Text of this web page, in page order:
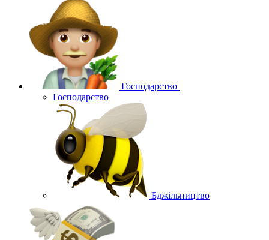
Господарство
Господарство
Бджільництво